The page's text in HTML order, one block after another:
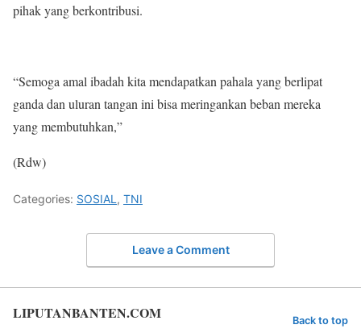
pihak yang berkontribusi.
“Semoga amal ibadah kita mendapatkan pahala yang berlipat
ganda dan uluran tangan ini bisa meringankan beban mereka
yang membutuhkan,”
(Rdw)
Categories: SOSIAL , TNI
Leave a Comment
LIPUTANBANTEN.COM Back to top